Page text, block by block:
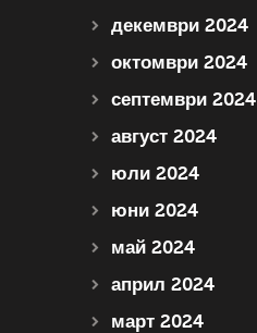
декември 2024
октомври 2024
септември 2024
август 2024
юли 2024
юни 2024
май 2024
април 2024
март 2024